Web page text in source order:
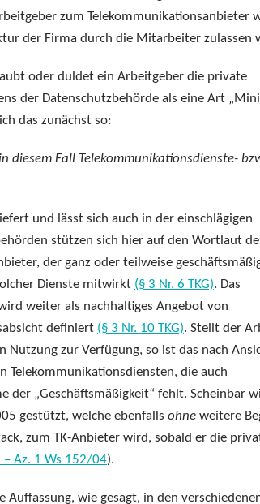
zum Telekommunikationsanbieter
der Firma durch die Mitarbeiter zulassen
oder duldet ein Arbeitgeber die private
der Datenschutzbehörde als eine Art
das zunächst so:
diesem Fall Telekommunikationsdienste-
und lässt sich auch in der einschlägigen
stützen sich hier auf den Wortlaut
der ganz oder teilweise
Dienste mitwirkt (§ 3 Nr. 6 TKG). Das
weiter als nachhaltiges Angebot von
definiert (§ 3 Nr. 10 TKG). Stellt der
Nutzung zur Verfügung, so ist das nach
Telekommunikationsdiensten, die auch
der „Geschäftsmäßigkeit“ fehlt. Scheinbar
gestützt, welche ebenfalls ohne weitere
zum TK-Anbieter wird, sobald er die
– Az. 1 Ws 152/04).
wie gesagt, in den